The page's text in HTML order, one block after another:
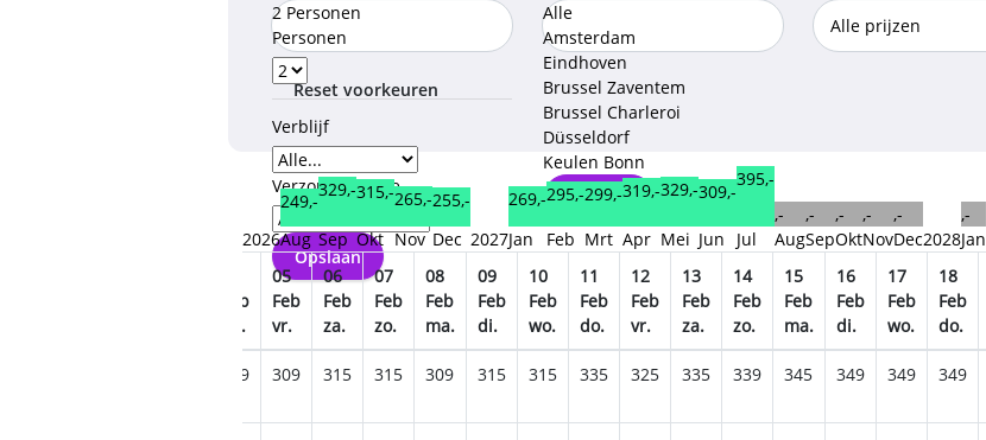
2 Personen
Personen
Verblijf
Verzorgingstype
Opslaan
Alle
Amsterdam
Eindhoven
Brussel Zaventem
Brussel Charleroi
Düsseldorf
Keulen Bonn
Opslaan
Reset voorkeuren
2026
249,-
Aug
329,-
Sep
315,-
Okt
265,-
Nov
255,-
Dec 2027
269,-
Jan
295,-
Feb
299,-
Mrt
319,-
Apr
329,-
Mei
309,-
Jun
395,-
Jul
,-
Aug
,-
Sep
,-
Okt
,-
Nov
,-
Dec2028
,-
Jan
Feb
do.
05
Feb
vr.
06
Feb
za.
07
Feb
zo.
08
Feb
ma.
09
Feb
di.
10
Feb
wo.
11
Feb
do.
12
Feb
vr.
13
Feb
za.
14
Feb
zo.
15
Feb
ma.
16
Feb
di.
17
Feb
wo.
18
Feb
do.
309 309 315 315 309 315 315 335 325 335 339 345 349 349 349